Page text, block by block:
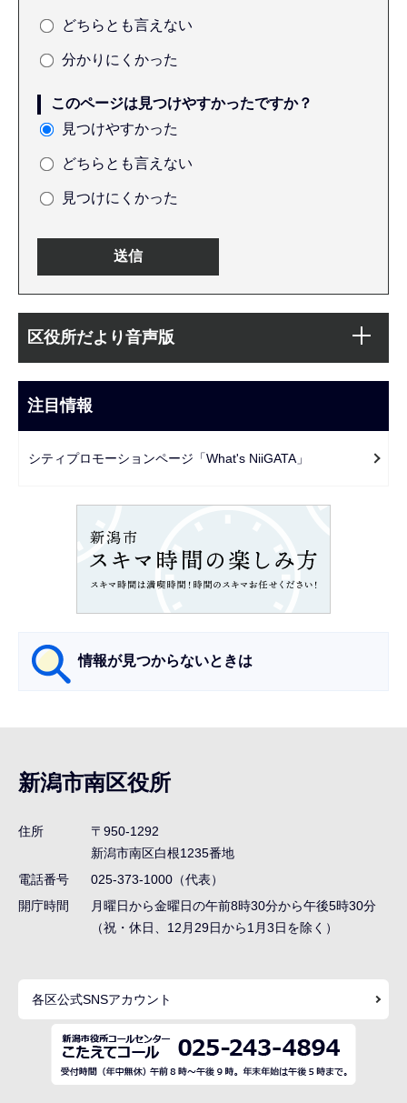
どちらとも言えない
分かりにくかった
このページは見つけやすかったですか？
見つけやすかった
どちらとも言えない
見つけにくかった
文
こ
ま
で
ビ
ー
区役所だより音声版
注目情報
シティプロモーションページ「What's NiiGATA」
情報が見つからないときは
ナ
ビ
ゲ
シ
ョ
ま
新潟市南区役所
住所
〒950-1292
新潟市南区白根1235番地
電話番号
025-373-1000（代表）
開庁時間
月曜日から金曜日の午前8時30分から午後5時30分
（祝・休日、12月29日から1月3日を除く）
各区公式SNSアカウント